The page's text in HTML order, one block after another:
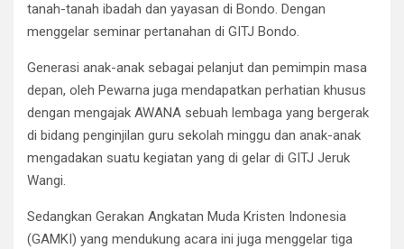
tanah-tanah ibadah dan yayasan di Bondo. Dengan
menggelar seminar pertanahan di GITJ Bondo.
Generasi anak-anak sebagai pelanjut dan pemimpin masa
depan, oleh Pewarna juga mendapatkan perhatian khusus
dengan mengajak AWANA sebuah lembaga yang bergerak
di bidang penginjilan guru sekolah minggu dan anak-anak
mengadakan suatu kegiatan yang di gelar di GITJ Jeruk
Wangi.
Sedangkan Gerakan Angkatan Muda Kristen Indonesia
(GAMKI) yang mendukung acara ini juga menggelar tiga